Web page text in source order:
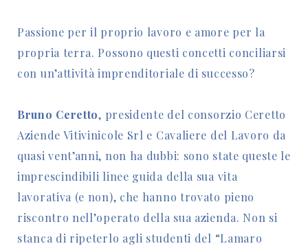
Passione per il proprio lavoro e amore per la
propria terra. Possono questi concetti conciliarsi
con un’attività imprenditoriale di successo?
Bruno Ceretto, presidente del consorzio Ceretto
Aziende Vitivinicole Srl e Cavaliere del Lavoro da
quasi vent’anni, non ha dubbi: sono state queste le
imprescindibili linee guida della sua vita
lavorativa (e non), che hanno trovato pieno
riscontro nell’operato della sua azienda. Non si
stanca di ripeterlo agli studenti del “Lamaro